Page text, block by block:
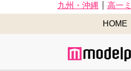
九州・沖縄
高一
HOME